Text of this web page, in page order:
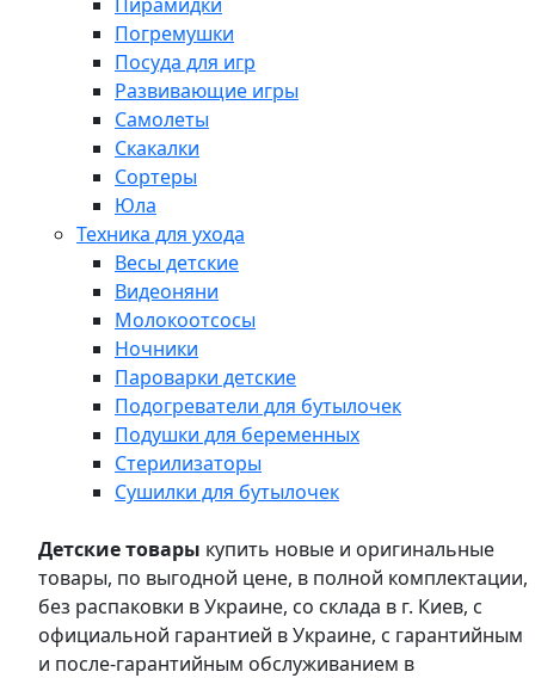
Погремушки
Посуда для игр
Развивающие игры
Самолеты
Скакалки
Сортеры
Юла
Техника для ухода
Весы детские
Видеоняни
Молокоотсосы
Ночники
Пароварки детские
Подогреватели для бутылочек
Подушки для беременных
Стерилизаторы
Сушилки для бутылочек
Детские товары купить новые и оригинальные
товары, по выгодной цене, в полной комплектации,
без распаковки в Украине, со склада в г. Киев, с
официальной гарантией в Украине, с гарантийным
и после-гарантийным обслуживанием в